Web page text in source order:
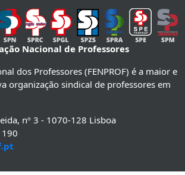
Nacional de Professores
dos Professores (FENPROF) é a maior e
organização sindical de professores em
nº 3 - 1070-128 Lisboa